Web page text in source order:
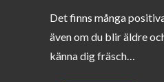
Det finns många
även om du blir äldre
känna dig fräsch…